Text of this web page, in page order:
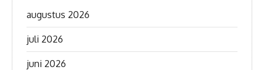
augustus 2026
juli 2026
juni 2026